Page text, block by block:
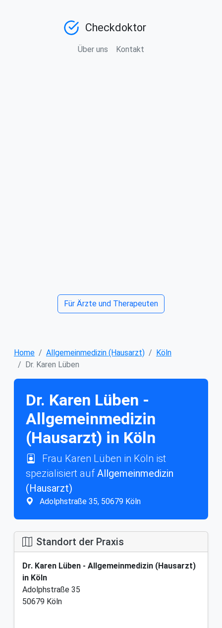
Checkdoktor
Über uns Kontakt
Für Ärzte und Therapeuten
Home Allgemeinmedizin (Hausarzt)
Köln
Dr. Karen Lüben
Dr. Karen Lüben -
Allgemeinmedizin
(Hausarzt) in Köln
Frau Karen Lüben in Köln ist
spezialisiert aufAllgemeinmedizin
(Hausarzt)
Adolphstraße 35, 50679 Köln
Standort der Praxis
Dr. Karen Lüben - Allgemeinmedizin (Hausarzt)
in Köln
Adolphstraße 35
50679 Köln